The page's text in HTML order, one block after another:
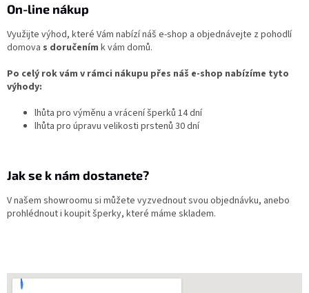
DÁRKOVÉ
VOUCHERY
Měna
(CZK)
Přihlášení
On-line nákup
Využijte výhod, které Vám nabízí náš e-shop a objednávejte z pohodlí
domova s doručením k vám domů.
Po celý rok vám v rámci nákupu přes náš e-shop nabízíme tyto
výhody:
lhůta pro výměnu a vrácení šperků 14 dní
lhůta pro úpravu velikosti prstenů 30 dní
Jak se k nám dostanete?
V našem showroomu si můžete vyzvednout svou objednávku, anebo
prohlédnout i koupit šperky, které máme skladem.